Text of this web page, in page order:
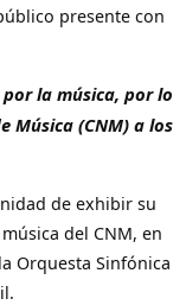
presente con
la música, por lo
Música (CNM) a los
de exhibir su
del CNM, en
Orquesta Sinfónica